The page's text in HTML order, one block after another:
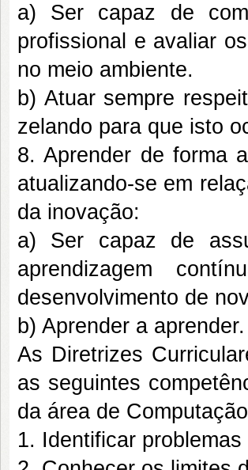
a) Ser capaz de
profissional e avaliar
no meio ambiente.
b) Atuar sempre
zelando para que isto
8. Aprender de forma
atualizando-se em
da inovação:
a) Ser capaz de
aprendizagem
desenvolvimento de
b) Aprender a aprender.
As Diretrizes
as seguintes
da área de
1. Identificar